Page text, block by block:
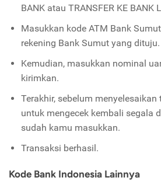
BANK atau TRANSFER KE BANK
Masukkan kode ATM Bank
rekening Bank Sumut yang dituju.
Kemudian, masukkan nominal
kirimkan.
Terakhir, sebelum
untuk mengecek kembali segala
sudah kamu masukkan.
Transaksi berhasil.
Kode Bank Indonesia Lainnya